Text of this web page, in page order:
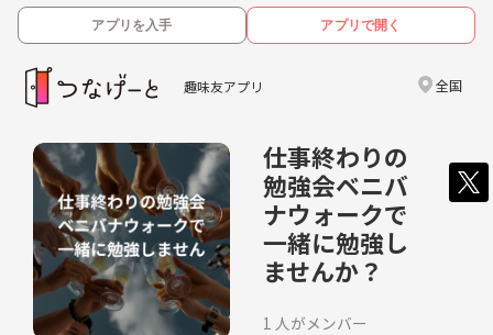
アプリを入手 アプリで開く
趣味友アプリ 全国
仕事終わりの
勉強会ベニバ
ナウォークで
一緒に勉強し
ませんか？
1 人がメンバー